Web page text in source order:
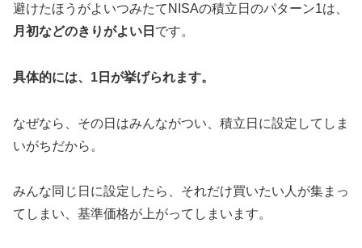
避けたほうがよいつみたてNISAの積立日のパターン1は、
月初などのきりがよい日 です。
具体的には、1日が挙げられます。
なぜなら、その日はみんながつい、積立日に設定してしま
いがちだから。
みんな同じ日に設定したら、それだけ買いたい人が集まっ
てしまい、基準価格が上がってしまいます。